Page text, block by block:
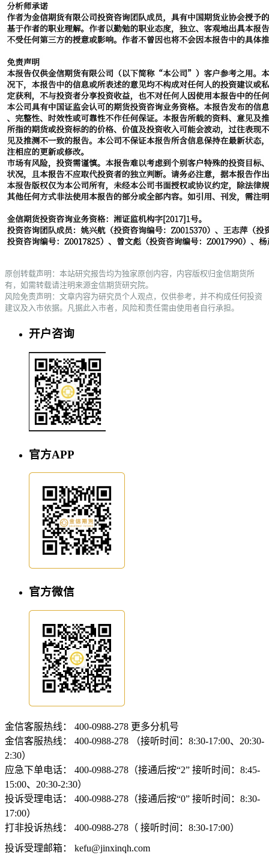
原创转载声明：本站研究报告均为独家原创内容，内容版权归金信期货所
有，如需转载请注明来源金信期货研究院。
风险免责声明：文章内容为研究员个人观点，仅供参考，并不构成任何投资
建议及入市依据。凡据此入市者，风险和责任需由使用者自行承担。
开户咨询
官方APP
官方微信
金信客服热线： 400-0988-278 更多分机号
金信客服热线：
400-0988-278 （接听时间：8:30-17:00、20:30-
2:30）
应急下单电话：
400-0988-278（接通后按“2” 接听时间：8:45-
15:00、20:30-2:30）
投诉受理电话：
400-0988-278（接通后按“0” 接听时间：8:30-
17:00）
打非投诉热线：
400-0988-278（ 接听时间：8:30-17:00）
投诉受理邮箱：
kefu@jinxinqh.com